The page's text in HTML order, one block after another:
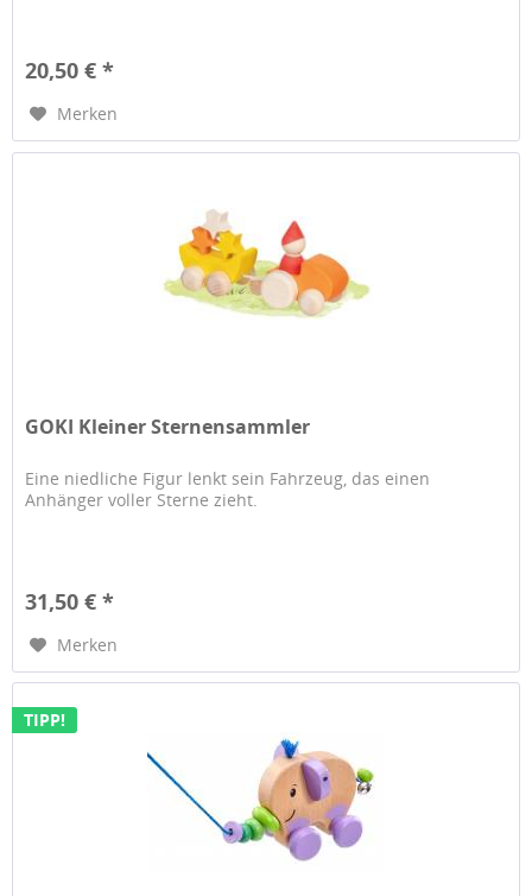
20,50 € *
Merken
GOKI Kleiner Sternensammler
Eine niedliche Figur lenkt sein Fahrzeug, das einen
Anhänger voller Sterne zieht.
31,50 € *
Merken
TIPP!